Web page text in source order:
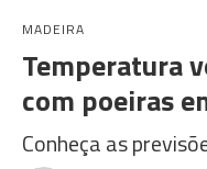
MADEIRA
Temperatura
com poeiras
Conheça as